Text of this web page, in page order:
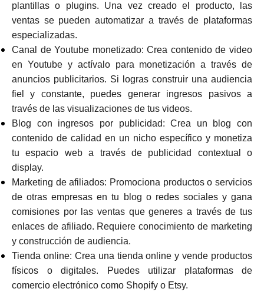
ask@scrambleup.com
+372 712 2955
plantillas o plugins. Una vez creado el producto, las
ventas se pueden automatizar a través de plataformas
especializadas.
Canal de Youtube monetizado: Crea contenido de video
en Youtube y actívalo para monetización a través de
anuncios publicitarios. Si logras construir una audiencia
fiel y constante, puedes generar ingresos pasivos a
través de las visualizaciones de tus videos.
Blog con ingresos por publicidad: Crea un blog con
contenido de calidad en un nicho específico y monetiza
tu espacio web a través de publicidad contextual o
display.
Marketing de afiliados: Promociona productos o servicios
de otras empresas en tu blog o redes sociales y gana
comisiones por las ventas que generes a través de tus
enlaces de afiliado. Requiere conocimiento de marketing
y construcción de audiencia.
Tienda online: Crea una tienda online y vende productos
físicos o digitales. Puedes utilizar plataformas de
comercio electrónico como Shopify o Etsy.